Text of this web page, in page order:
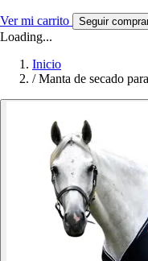
Ver mi carrito Seguir
Loading...
Inicio
/ Manta de secado